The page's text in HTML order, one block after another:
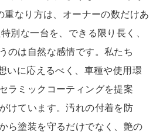
重なり方は、オーナーの数だけあ
別な一台を、できる限り長く、
のは自然な感情です。私たち
いに応えるべく、車種や使用環
ラミックコーティングを提案
けています。汚れの付着を防
ら塗装を守るだけでなく、艶の